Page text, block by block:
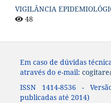
VIGILÂNCIA
48
Em caso de dúvidas
através do e-mail:
ISSN 1414-8536 -
publicadas até 2014)